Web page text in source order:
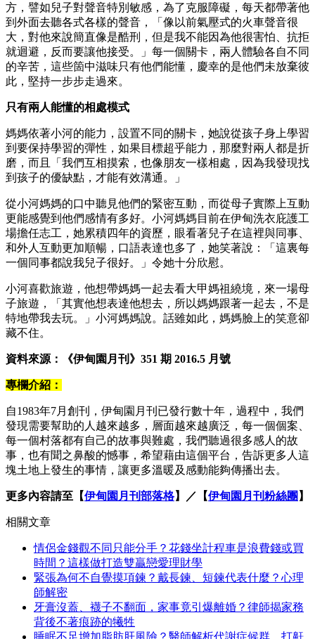
方，譬如兒子對聲音特別敏感，為了克服障礙，每天都帶著他
到外面去聽各式各樣的聲音，「像以前氣壓式的火車聲音很
大，對他來說簡直像是酷刑，但是我不能因為他很害怕、抗拒
就迴避，反而要讓他接受。」每一個關卡，兩人體驗各自不同
的辛苦，這些箇中滋味只有他們能懂，慶幸的是他們未放棄彼
此，堅持一步步走過來。
只有兩人能懂的相處模式
媽媽依著小河的能力，設置不同的關卡，她說從孩子身上學習
到要保持學習的彈性，如果目標超乎能力，那麼對兩人都是折
磨，而且「我們互相摸索，也像朋友一樣相處，因為我發現找
到孩子的優缺點，才能有效溝通。」
從小河媽媽的口中聽見他們的緊密互動，而從母子實際上互動
更能感覺到他們感情有多好。小河媽媽目前在伊甸洗衣庇護工
場擔任志工，她累積四年的資歷，眼看著兒子在這裡與同事、
和外人互動更加順暢，口語表達也多了，她笑著說：「這裏每
一個同事都說我兒子很好。」令她十分欣慰。
小河喜歡旅遊，他想帶媽媽一起去看大甲媽祖繞境，來一場母
子旅遊，「其實他想表達他想去，所以媽媽跟著一起去，不是
特地帶我去玩。」小河媽媽說。話雖如此，媽媽臉上的笑意卻
藏不住。
資料來源：《伊甸園月刊》351 期 2016.5 月號
專欄介紹：
自1983年7月創刊，伊甸園月刊已發行數十年，過程中，我們
發現需要幫助的人越來越多，層面越來越廣泛，每一個個案、
每一個村落都有自己的故事與難處，我們聽過很多感人的故
事，也有聞之鼻酸的憾事，希望藉由這個平台，告訴更多人這
塊土地上發生的事情，讓更多溫暖及感動能夠傳播出去。
更多內容請至【伊甸園月刊部落格】／【伊甸園月刊粉絲團 】
相關文章
情侶金錢觀不同只能分手？花錢坐計程車是浪費錢或買
時間？這樣做打造雙贏戀愛理財學
緊張為何不自覺摸項鍊？戴長鍊、短鍊代表什麼？心理
師解密
牙膏沒蓋、襪子不翻面，家事竟引爆離婚？律師揭家務
背後不著痕跡的犧牲